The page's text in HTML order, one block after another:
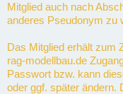
Mitglied auch nach
anderes Pseudonym zu
Das Mitglied erhält zum
rag-modellbau.de
Passwort bzw. kann
oder ggf. später ändern.